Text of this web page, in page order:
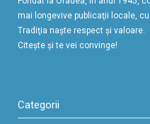
mai longevive publicaţii locale,
Tradiţia naşte respect şi valoare.
Citeşte şi te vei convinge!
Categorii